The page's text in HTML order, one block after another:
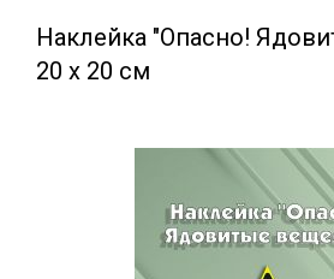
Наклейка "Опасно!
20 х 20 см